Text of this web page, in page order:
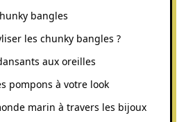
bangles
les chunky bangles ?
aux oreilles
pompons à votre look
marin à travers les bijoux